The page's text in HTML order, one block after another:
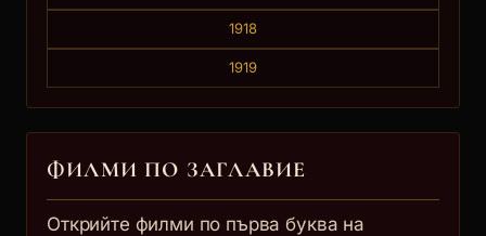
1918
1919
ФИЛМИ ПО ЗАГЛАВИE
Открийте филми по първа буква на